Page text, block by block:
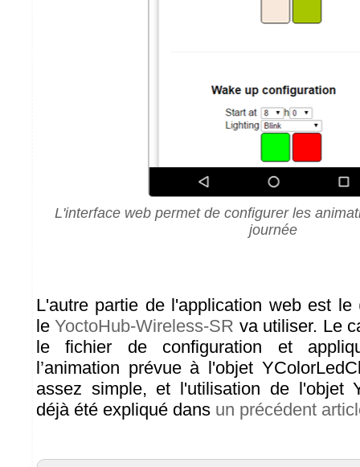
L'interface web permet de configurer les
journée
L'autre partie de l'application web est le
leYoctoHub-Wireless-SR va utiliser. Le
le fichier de configuration et
l’animation prévue à l'objet
assez simple, et l'utilisation de l'objet
déjà été expliqué dans un précédent